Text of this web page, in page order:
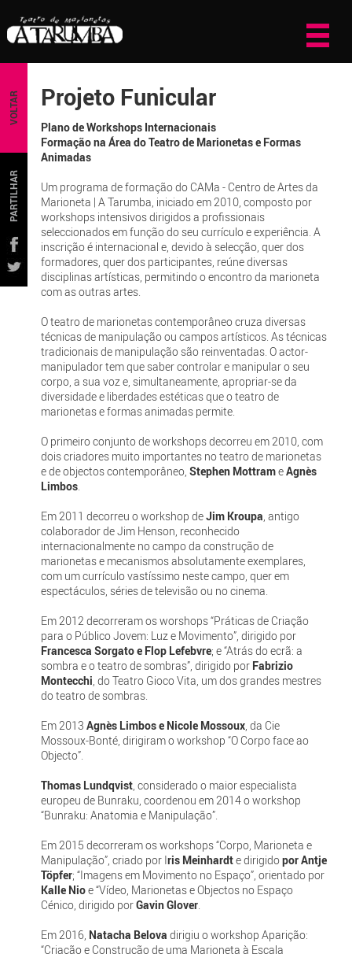
VOLTAR
PARTILHAR
Projeto Funicular
Plano de Workshops Internacionais
Formação na Área do Teatro de Marionetas e Formas
Animadas
Um programa de formação do CAMa - Centro de Artes da
Marioneta | A Tarumba, iniciado em 2010, composto por
workshops intensivos dirigidos a profissionais
seleccionados em função do seu currículo e experiência. A
inscrição é internacional e, devido à selecção, quer dos
formadores, quer dos participantes, reúne diversas
disciplinas artísticas, permitindo o encontro da marioneta
com as outras artes.
O teatro de marionetas contemporâneo cruza diversas
técnicas de manipulação ou campos artísticos. As técnicas
tradicionais de manipulação são reinventadas. O actor-
manipulador tem que saber controlar e manipular o seu
corpo, a sua voz e, simultaneamente, apropriar-se da
diversidade e liberdades estéticas que o teatro de
marionetas e formas animadas permite.
O primeiro conjunto de workshops decorreu em 2010, com
dois criadores muito importantes no teatro de marionetas
e de objectos contemporâneo, Stephen MottrameAgnès
Limbos.
Em 2011 decorreu o workshop deJim Kroupa, antigo
colaborador de Jim Henson, reconhecido
internacionalmente no campo da construção de
marionetas e mecanismos absolutamente exemplares,
com um currículo vastíssimo neste campo, quer em
espectáculos, séries de televisão ou no cinema.
Em 2012 decorreram os worshops “Práticas de Criação
para o Público Jovem: Luz e Movimento”, dirigido por
Francesca Sorgato e Flop Lefebvre; e “Atrás do ecrã: a
sombra e o teatro de sombras”, dirigido por Fabrizio
Montecchi, do Teatro Gioco Vita, um dos grandes mestres
do teatro de sombras.
Em 2013 Agnès Limbos e Nicole Mossoux, da Cie
Mossoux-Bonté, dirigiram o workshop “O Corpo face ao
Objecto”.
Thomas Lundqvist, considerado o maior especialista
europeu de Bunraku, coordenou em 2014 o workshop
“Bunraku: Anatomia e Manipulação”.
Em 2015 decorreram os workshops “Corpo, Marioneta e
Manipulação”, criado por Iris Meinhardte dirigidopor Antje
Töpfer; “Imagens em Movimento no Espaço”, orientado por
Kalle Nioe “Vídeo, Marionetas e Objectos no Espaço
Cénico, dirigido porGavin Glover.
Em 2016, Natacha Belova dirigiu o workshop Aparição:
“Criação e Construção de uma Marioneta à Escala